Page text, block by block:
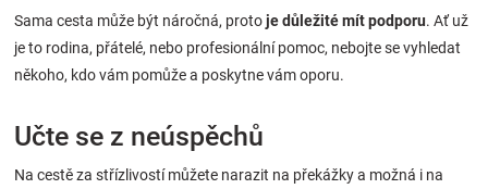
Sama cesta může být náročná, protoje důležité mít podporu. Ať už
je to rodina, přátelé, nebo profesionální pomoc, nebojte se vyhledat
někoho, kdo vám pomůže a poskytne vám oporu.
Učte se z neúspěchů
Na cestě za střízlivostí můžete narazit na překážky a možná i na